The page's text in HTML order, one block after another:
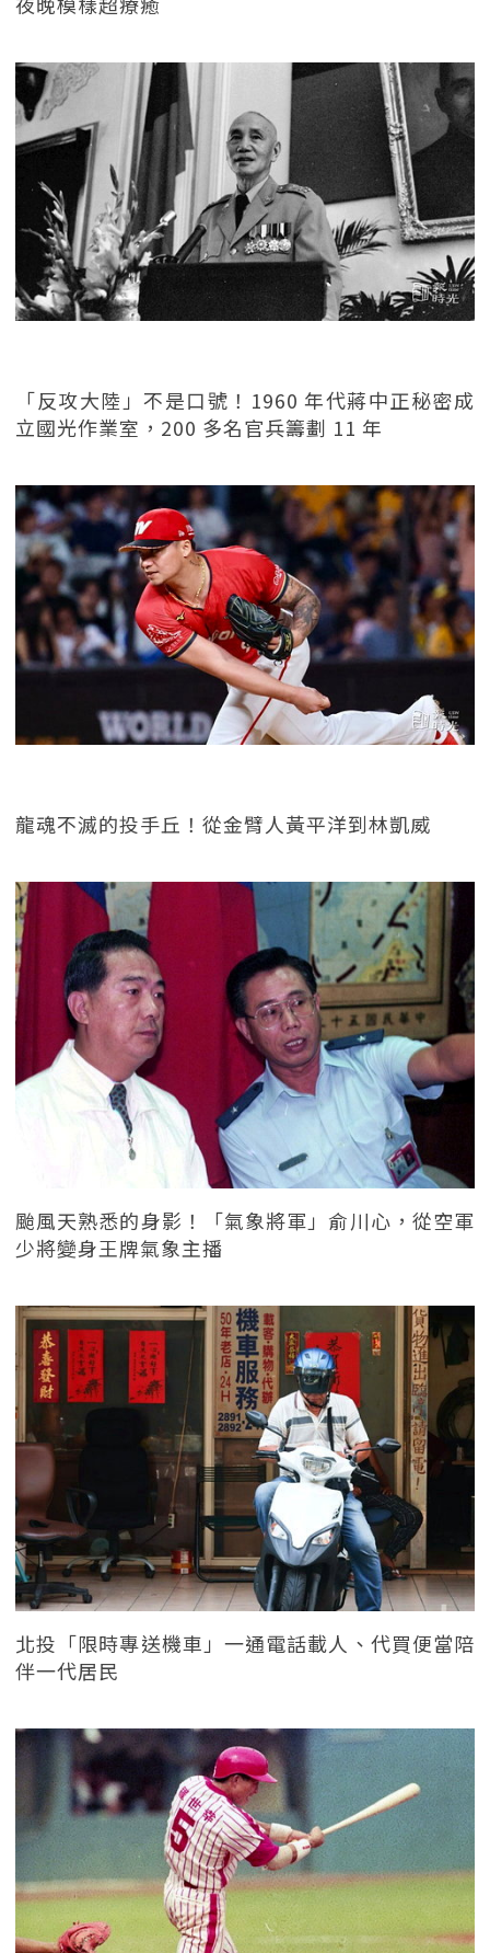
「反攻大陸」不是口號！1960 年代蔣中正秘密成
立國光作業室，200 多名官兵籌劃 11 年
龍魂不滅的投手丘！從金臂人黃平洋到林凱威
颱風天熟悉的身影！「氣象將軍」俞川心，從空軍
少將變身王牌氣象主播
北投「限時專送機車」一通電話載人、代買便當陪
伴一代居民